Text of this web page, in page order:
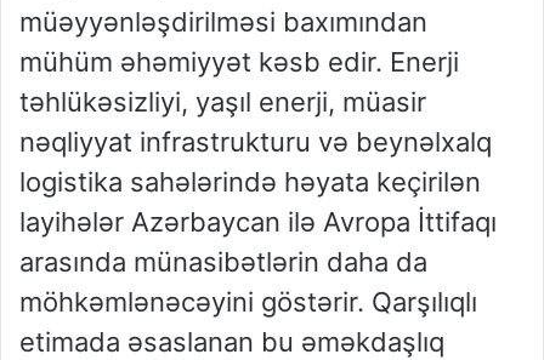
müəyyənləşdirilməsi baxımından
mühüm əhəmiyyət kəsb edir. Enerji
təhlükəsizliyi, yaşıl enerji, müasir
nəqliyyat infrastrukturu və beynəlxalq
logistika sahələrində həyata keçirilən
layihələr Azərbaycan ilə Avropa İttifaqı
arasında münasibətlərin daha da
möhkəmlənəcəyini göstərir. Qarşılıqlı
etimada əsaslanan bu əməkdaşlıq